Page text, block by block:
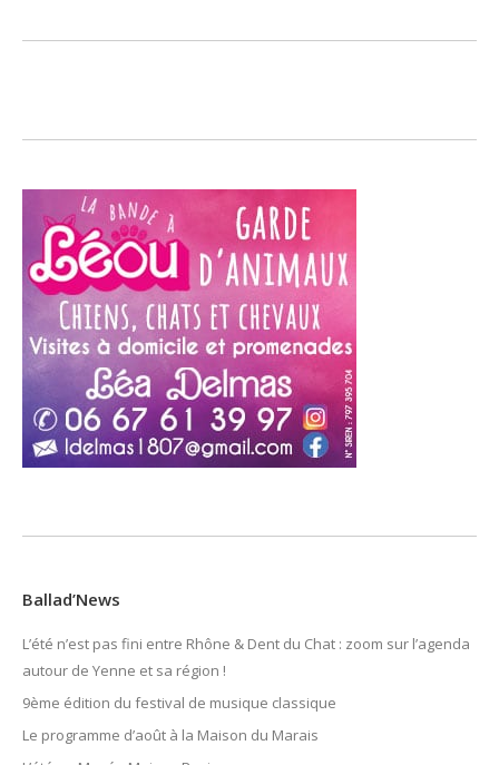
Ballad’News
L’été n’est pas fini entre Rhône & Dent du Chat : zoom sur l’agenda
autour de Yenne et sa région !
9ème édition du festival de musique classique
Le programme d’août à la Maison du Marais